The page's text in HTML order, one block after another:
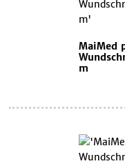
MaiMed
m